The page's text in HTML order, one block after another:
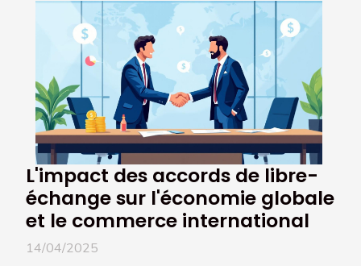
L'impact des accords de libre-
échange sur l'économie globale
et le commerce international
14/04/2025